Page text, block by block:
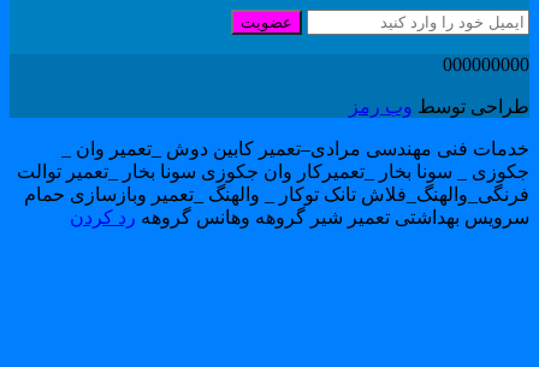
عضویت
توسطوب رمز
فنی مهندسی مرادی–تعمیر کابین دوش _تعمیر وان _
_ سونا بخار _تعمیرکار وان جکوزی سونا بخار _تعمیر توالت
تانک توکار _ والهنگ _تعمیر وبازسازی حمام
بهداشتی تعمیر شیر گروهه وهانس گروههرد کردن